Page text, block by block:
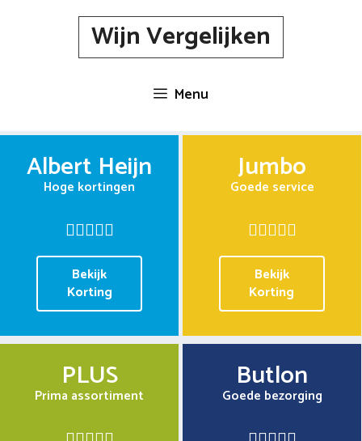
Wijn Vergelijken
Menu
Albert Heijn
Hoge kortingen
Bekijk
Korting
Jumbo
Goede service
Bekijk
Korting
PLUS
Prima assortiment
Butlon
Goede bezorging